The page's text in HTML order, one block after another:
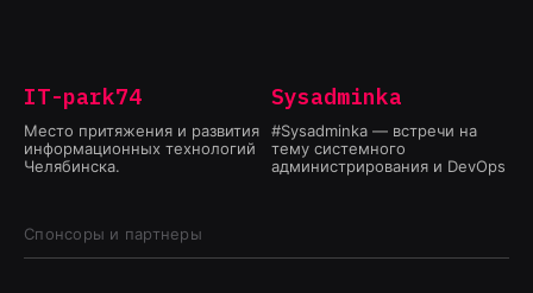
IT-park74
Место притяжения и развития
информационных технологий
Челябинска.
Sysadminka
#Sysadminka — встречи на
тему системного
администрирования и DevOps
Спонсоры и партнеры